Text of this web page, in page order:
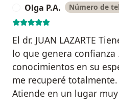
Olga P.A. Número de
El dr. JUAN LAZARTE
lo que genera confianza
conocimientos en su
me recuperé totalmente.
Atiende en un lugar